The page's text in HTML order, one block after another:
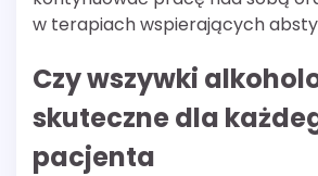
w terapiach wspierających
Czy wszywki
skuteczne dla
pacjenta